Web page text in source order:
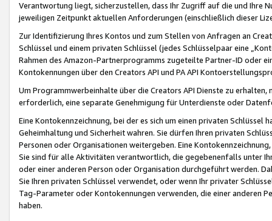
Verantwortung liegt, sicherzustellen, dass Ihr Zugriff auf die und Ihre
jeweiligen Zeitpunkt aktuellen Anforderungen (einschließlich dieser
Zur Identifizierung Ihres Kontos und zum Stellen von Anfragen an
Schlüssel und einem privaten Schlüssel (jedes Schlüsselpaar eine
Rahmen des Amazon-Partnerprogramms zugeteilte Partner-ID oder
Kontokennungen über den Creators API und PA API
Um Programmwerbeinhalte über die Creators API Dienste zu
erforderlich, eine separate Genehmigung für Unterdienste oder
Eine Kontokennzeichnung, bei der es sich um einen privaten
Geheimhaltung und Sicherheit wahren. Sie dürfen Ihren privaten
Personen oder Organisationen weitergeben. Eine
Sie sind für alle Aktivitäten verantwortlich, die gegebenenfalls unter
oder einer anderen Person oder Organisation durchgeführt werden.
Sie Ihren privaten Schlüssel verwendet, oder wenn Ihr privater
Tag-Parameter oder Kontokennungen verwenden, die einer anderen
haben.